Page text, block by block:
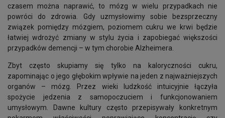
czasem można naprawić, to mózg w wielu przypadkach nie
powróci do zdrowia. Gdy uzmysłowimy sobie bezsprzeczny
związek pomiędzy mózgiem, poziomem cukru we krwi będzie
łatwiej wdrożyć zmiany w stylu życia i zapobiegać większości
przypadków demencji – w tym chorobie Alzheimera.
Zbyt często skupiamy się tylko na kaloryczności cukru,
zapominając o jego głębokim wpływie na jeden z najważniejszych
organów – mózg. Przez wieki ludzkość intuicyjnie łączyła
spożycie jedzenia z samopoczuciem i funkcjonowaniem
umysłowym. Dawne kultury często przepisywały konkretnym